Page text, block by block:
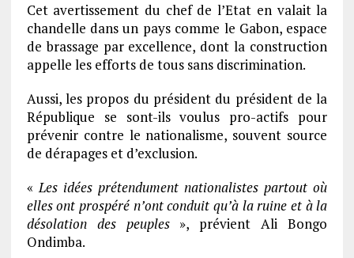
Cet avertissement du chef de l’Etat en valait la
chandelle dans un pays comme le Gabon, espace
de brassage par excellence, dont la construction
appelle les efforts de tous sans discrimination.
Aussi, les propos du président du président de la
République se sont-ils voulus pro-actifs pour
prévenir contre le nationalisme, souvent source
de dérapages et d’exclusion.
«Les idées prétendument nationalistes partout où
elles ont prospéré n’ont conduit qu’à la ruine et à la
désolation des peuples», prévient Ali Bongo
Ondimba.